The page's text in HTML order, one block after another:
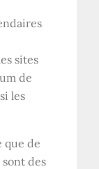
sites
de
les
que de
des